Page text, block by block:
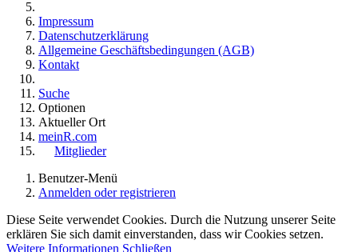
Impressum
Datenschutzerklärung
Allgemeine Geschäftsbedingungen (AGB)
Kontakt
Suche
Optionen
Aktueller Ort
meinR.com
Mitglieder
Benutzer-Menü
Anmelden oder registrieren
Diese Seite verwendet Cookies. Durch die Nutzung unserer Seite
erklären Sie sich damit einverstanden, dass wir Cookies setzen.
Weitere Informationen Schließen